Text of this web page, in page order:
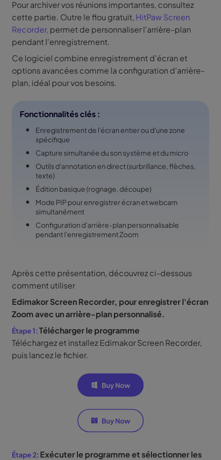
Pour archiver vos réunions importantes, consultez
cette partie. Outre le flou gratuit, HitPaw Screen
Recorder, permet de personnaliser l'arrière-plan
pendant l'enregistrement.
Ce logiciel combine enregistrement d'écran et
options avancées comme la configuration d'arrière-
plan, idéal pour vos besoins.
Fonctionnalités clés :
Enregistrement de l'écran entier ou d'une zone
spécifique
Capture simultanée du son système et du micro
Outils d'annotation en direct (surbrillance, flèches,
texte)
Édition basique (rognage, découpe)
Mode PIP pour enregistrer écran et webcam
simultanément
Configuration d'arrière-plan personnalisable
pendant l'enregistrement Zoom
Après cette présentation, découvrez ci-dessous
comment utiliser
Edimakor Screen Recorder, pour enregistrer l'écran
Zoom avec un arrière-plan personnalisé.
Télécharger le programme
Téléchargez et installez Edimakor Screen Recorder,
puis lancez le fichier.
Exécuter le programme et sélectionner les